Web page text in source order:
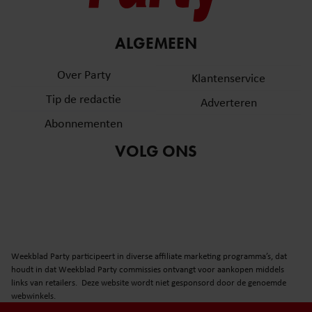
ALGEMEEN
Over Party
Tip de redactie
Abonnementen
Klantenservice
Adverteren
VOLG ONS
Weekblad Party participeert in diverse affiliate marketing programma’s, dat
houdt in dat Weekblad Party commissies ontvangt voor aankopen middels
links van retailers. Deze website wordt niet gesponsord door de genoemde
webwinkels.